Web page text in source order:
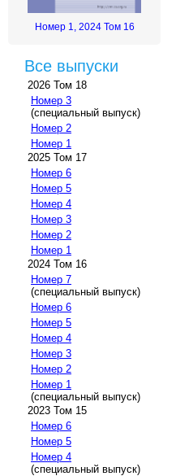
Номер 1, 2024 Том 16
Все выпуски
2026 Том 18
Номер 3
(специальный выпуск)
Номер 2
Номер 1
2025 Том 17
Номер 6
Номер 5
Номер 4
Номер 3
Номер 2
Номер 1
2024 Том 16
Номер 7
(специальный выпуск)
Номер 6
Номер 5
Номер 4
Номер 3
Номер 2
Номер 1
(специальный выпуск)
2023 Том 15
Номер 6
Номер 5
Номер 4
(специальный выпуск)